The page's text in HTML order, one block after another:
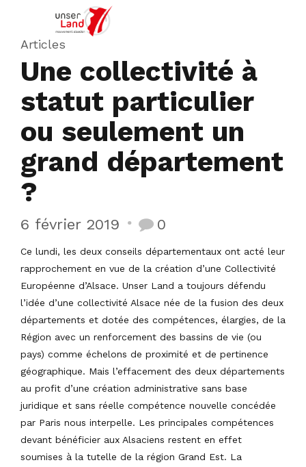
Articles
Une collectivité à
statut particulier
ou seulement un
grand département
?
6 février 2019 0
Ce lundi, les deux conseils départementaux ont acté leur
rapprochement en vue de la création d’une Collectivité
Européenne d’Alsace. Unser Land a toujours défendu
l’idée d’une collectivité Alsace née de la fusion des deux
départements et dotée des compétences, élargies, de la
Région avec un renforcement des bassins de vie (ou
pays) comme échelons de proximité et de pertinence
géographique. Mais l’effacement des deux départements
au profit d’une création administrative sans base
juridique et sans réelle compétence nouvelle concédée
par Paris nous interpelle. Les principales compétences
devant bénéficier aux Alsaciens restent en effet
soumises à la tutelle de la région Grand Est. La